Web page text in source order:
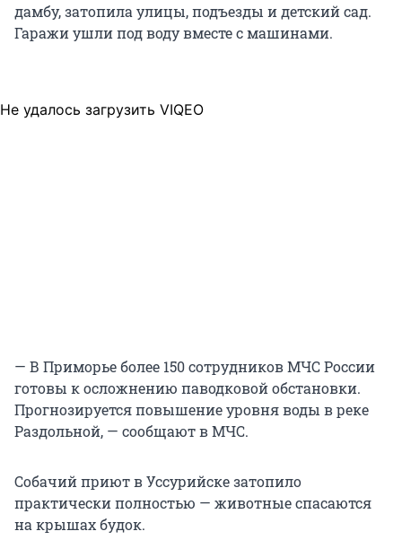
дамбу, затопила улицы, подъезды и детский сад.
Гаражи ушли под воду вместе с машинами.
Не удалось загрузить VIQEO
— В Приморье более 150 сотрудников МЧС России
готовы к осложнению паводковой обстановки.
Прогнозируется повышение уровня воды в реке
Раздольной, — сообщают в МЧС.
Собачий приют в Уссурийске затопило
практически полностью — животные спасаются
на крышах будок.